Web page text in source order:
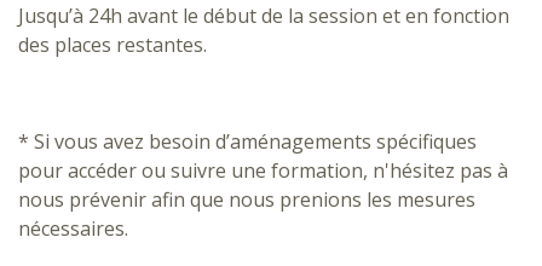
Jusqu’à 24h avant le début de la session et en fonction
des places restantes.
* Si vous avez besoin d’aménagements spécifiques
pour accéder ou suivre une formation, n'hésitez pas à
nous prévenir afin que nous prenions les mesures
nécessaires.